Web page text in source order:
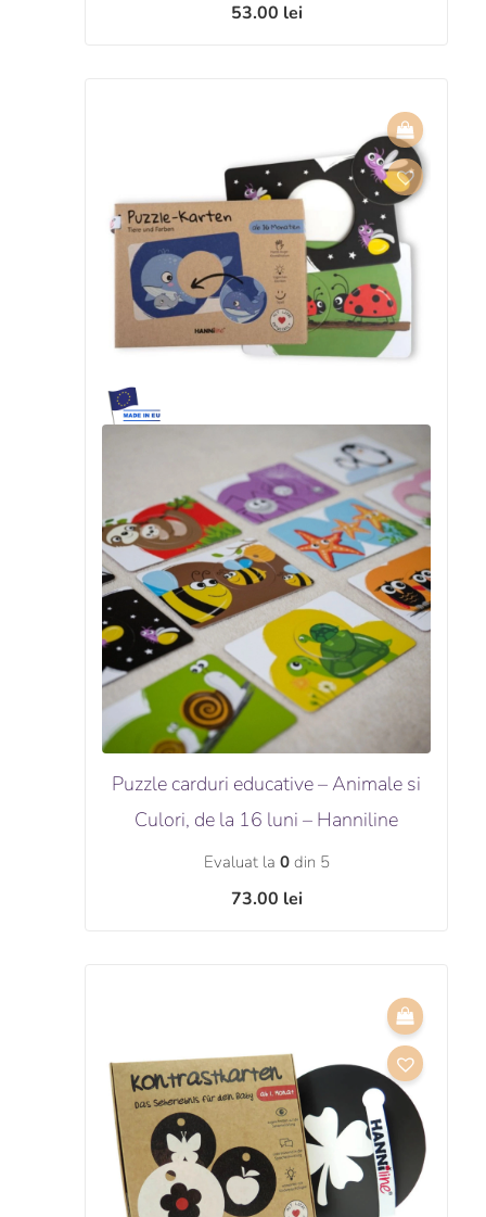
53.00 lei
Puzzle carduri educative – Animale si
Culori, de la 16 luni – Hanniline
Evaluat la 0din 5
73.00 lei